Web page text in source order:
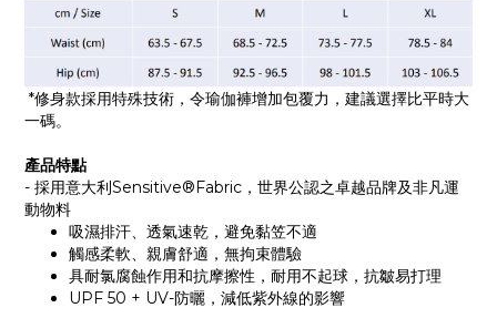
*修身款採用特殊技術，令瑜伽褲增加包覆力，建議選擇比平時大
一碼。
產品特點
- 採用意大利Sensitive®Fabric，世界公認之卓越品牌及非凡運
動物料
吸濕排汗、透氣速乾，避免黏笠不適
觸感柔軟、親膚舒適，無拘束體驗
具耐氯腐蝕作用和抗摩擦性，耐用不起球，抗皺易打理
UPF 50 + UV-防曬，減低紫外線的影響